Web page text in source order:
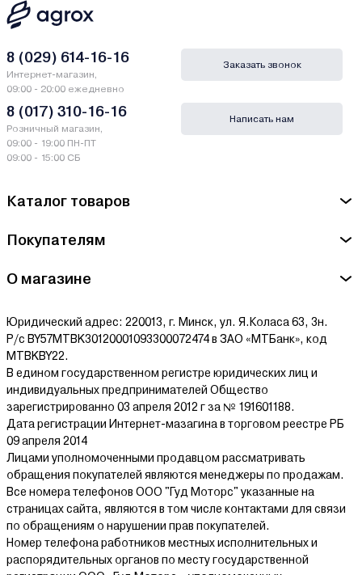
Каталог товаров
Покупателям
О магазине
Юридический адрес: 220013, г. Минск, ул. Я.Коласа 63, 3н.
Р/с BY57MTBK30120001093300072474 в ЗАО «МТБанк», код
MTBKBY22.
В едином государственном регистре юридических лиц и
индивидуальных предпринимателей Общество
зарегистрированно 03 апреля 2012 г за № 191601188.
Дата регистрации Интернет-мазагина в торговом реестре РБ
09 апреля 2014
Лицами уполномоченными продавцом рассматривать
обращения покупателей являются менеджеры по продажам.
Все номера телефонов ООО "Гуд Моторс" указанные на
страницах сайта, являются в том числе контактами для связи
по обращениям о нарушении прав покупателей.
Номер телефона работников местных исполнительных и
распорядительных органов по месту государственной
8 (029) 614-16-16
Интернет-магазин,
09:00 - 20:00 ежедневно
8 (017) 310-16-16
Розничный магазин,
09:00 - 19:00 ПН-ПТ
09:00 - 15:00 СБ
Заказать звонок
Написать нам